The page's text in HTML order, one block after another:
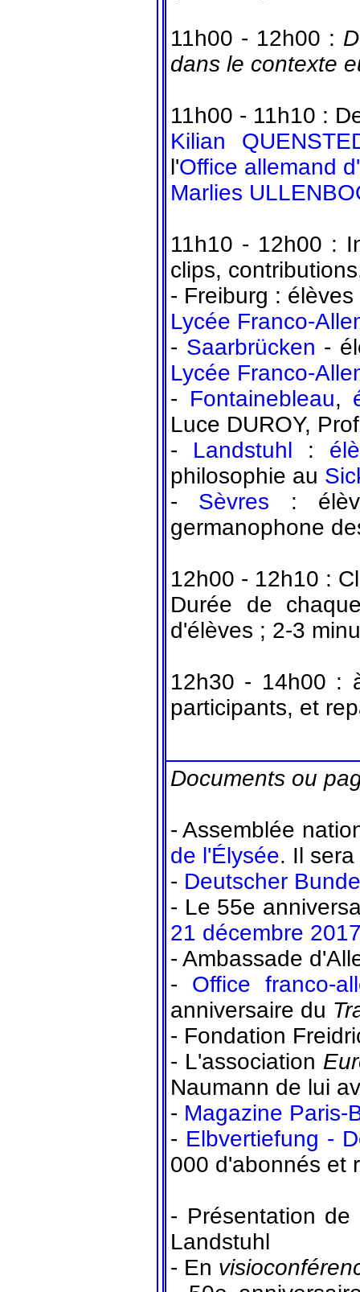
11h00 - 12h00 :
dans le contexte
11h00 - 11h10 :
Kilian
l'Office allemand
Marlies
11h10 - 12h00 :
clips,
- Freiburg :
Lycée Franco-
- Saarbrücken -
Lycée Franco-
- Fontainebleau,
Luce DUROY,
- Landstuhl :
philosophie au
- Sèvres :
germanophone
12h00 - 12h10 :
Durée de
d'élèves ; 2-3
12h30 - 14h00 :
participants, et
Documents ou
- Assemblée
de l'Élysée. Il
- Deutscher
- Le 55e
21 décembre
- Ambassade
- Office franco-
anniversaire du
- Fondation
- L'association
Naumann de lui
- Magazine Paris-
- Elbvertiefung -
000 d'abonnés et
- Présentation
Landstuhl
- En